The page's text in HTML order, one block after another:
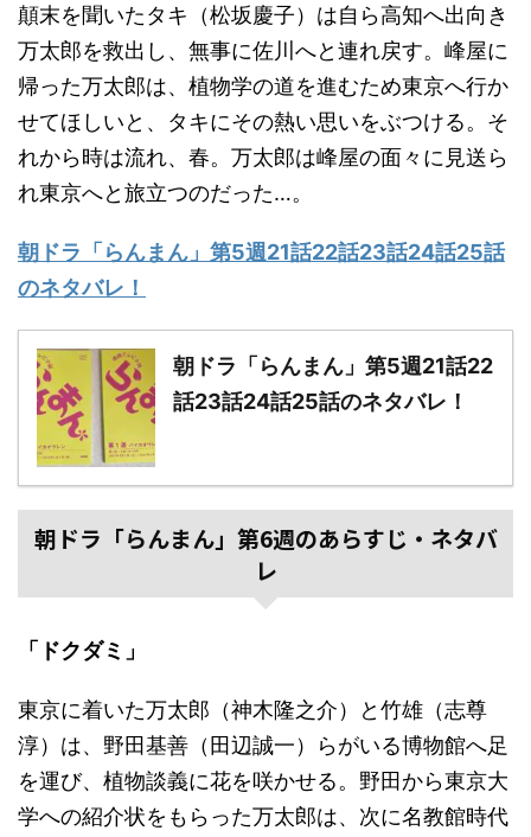
顛末を聞いたタキ（松坂慶子）は自ら高知へ出向き
万太郎を救出し、無事に佐川へと連れ戻す。峰屋に
帰った万太郎は、植物学の道を進むため東京へ行か
せてほしいと、タキにその熱い思いをぶつける。そ
れから時は流れ、春。万太郎は峰屋の面々に見送ら
れ東京へと旅立つのだった…。
朝ドラ「らんまん」第5週21話22話23話24話25話
のネタバレ！
朝ドラ「らんまん」第5週21話22
話23話24話25話のネタバレ！
朝ドラ「らんまん」第6週のあらすじ・ネタバ
レ
「ドクダミ」
東京に着いた万太郎（神木隆之介）と竹雄（志尊
淳）は、野田基善（田辺誠一）らがいる博物館へ足
を運び、植物談義に花を咲かせる。野田から東京大
学への紹介状をもらった万太郎は、次に名教館時代